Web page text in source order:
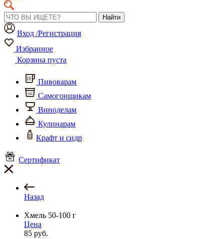
Найти
Вход /Регистрация
Избранное
Корзина пуста
Пивоварам
Самогонщикам
Виноделам
Кулинарам
Крафт и сидр
Сертификат
Назад
Хмель 50-100 г
Цена
85 руб.